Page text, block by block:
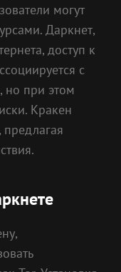
могут
Даркнет,
доступ к
с
но при этом
Кракен
предлагая